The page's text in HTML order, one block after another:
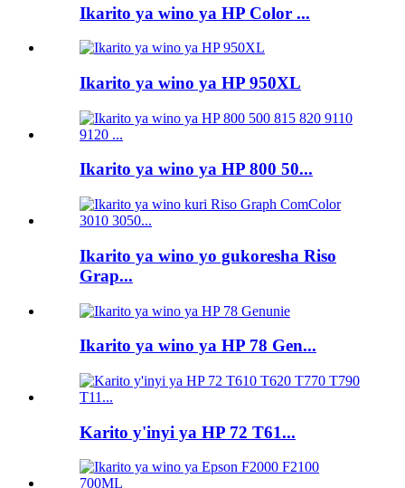
Ikarito ya wino ya HP Color ...
Ikarito ya wino ya HP 950XL
Ikarito ya wino ya HP 800 50...
Ikarito ya wino yo gukoresha Riso
Grap...
Ikarito ya wino ya HP 78 Gen...
Karito y'inyi ya HP 72 T61...